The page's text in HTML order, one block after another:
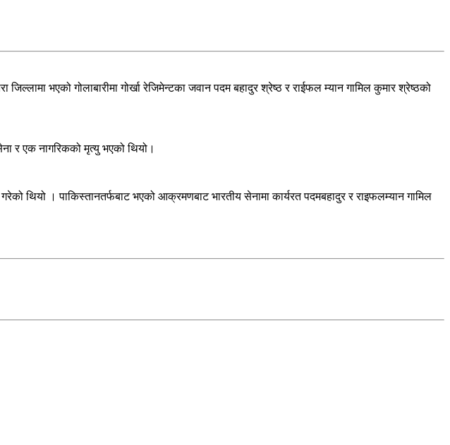
भएको गोलाबारीमा गोर्खा रेजिमेन्टका जवान पदम बहादुर श्रेष्ठ र राईफल म्यान गामिल कुमार श्रेष्ठको
र एक नागरिकको मृत्यु भएको थियो।
थियो । पाकिस्तानतर्फबाट भएको आक्रमणबाट भारतीय सेनामा कार्यरत पदमबहादुर र राइफलम्यान गामिल